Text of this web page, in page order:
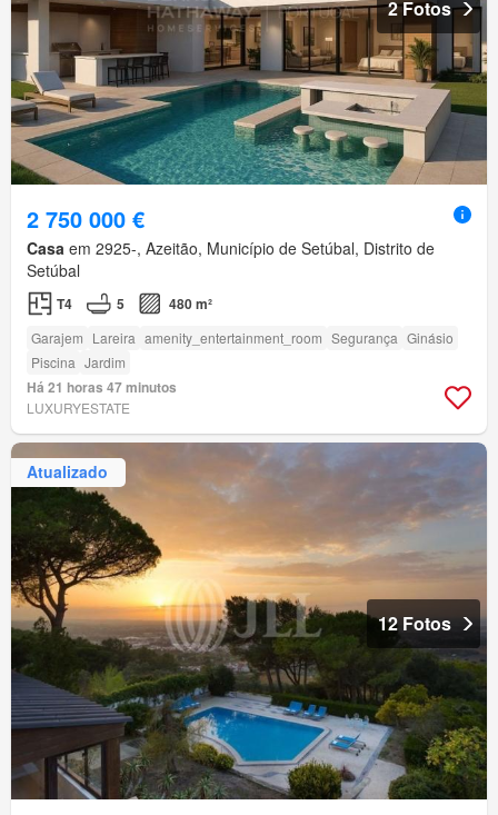
2 Fotos
2 750 000 €
Casa em 2925-, Azeitão, Município de Setúbal, Distrito de
Setúbal
T4 5 480 m²
Garajem Lareira amenity_entertainment_room Segurança Ginásio
Piscina Jardim
Há 21 horas 47 minutos
LUXURYESTATE
Atualizado
12 Fotos